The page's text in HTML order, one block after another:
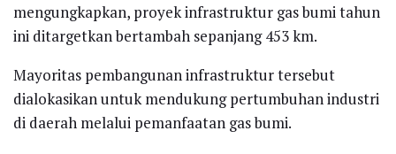
mengungkapkan, proyek infrastruktur gas bumi tahun
ini ditargetkan bertambah sepanjang 453 km.
Mayoritas pembangunan infrastruktur tersebut
dialokasikan untuk mendukung pertumbuhan industri
di daerah melalui pemanfaatan gas bumi.